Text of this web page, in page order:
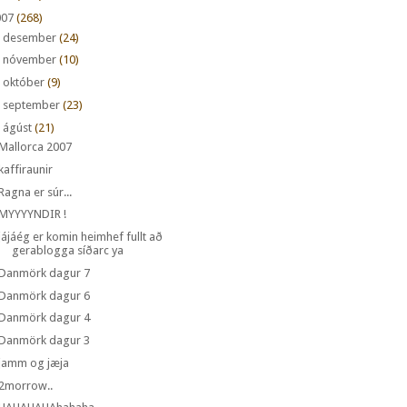
(268)
desember (24)
nóvember (10)
október (9)
september (23)
ágúst (21)
2007
kaffiraunir
er súr...
!
er komin heimhef fullt að
gerablogga síðarc ya
dagur 7
dagur 6
dagur 4
dagur 3
og jæja
2morrow..